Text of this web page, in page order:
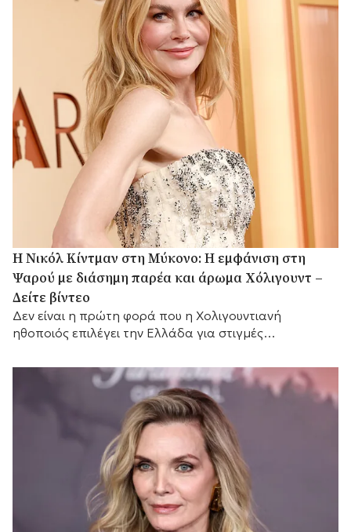
H Νικόλ Κίντμαν στη Μύκονο: Η εμφάνιση στη
Ψαρού με διάσημη παρέα και άρωμα Χόλιγουντ –
Δείτε βίντεο
Δεν είναι η πρώτη φορά που η Χολιγουντιανή
ηθοποιός επιλέγει την Ελλάδα για στιγμές